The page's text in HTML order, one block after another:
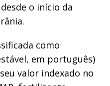
o início da
como
em português)
valor indexado no